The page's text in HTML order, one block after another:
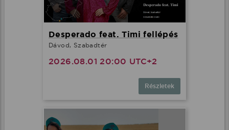
Desperado feat. Timi fellépés
Dávod, Szabadtér
2026.08.01 20:00 UTC+2
Részletek